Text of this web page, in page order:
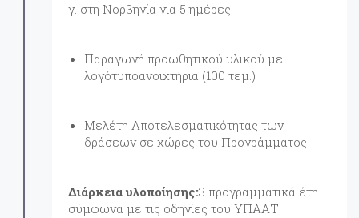
γ. στη Νορβηγία για 5 ημέρες
Παραγωγή προωθητικού υλικού με
λογότυποανοιχτήρια (100 τεμ.)
Μελέτη Αποτελεσματικότητας των
δράσεων σε χώρες του Προγράμματος
Διάρκεια υλοποίησης:3 προγραμματικά έτη
σύμφωνα με τις οδηγίες του ΥΠΑΑΤ